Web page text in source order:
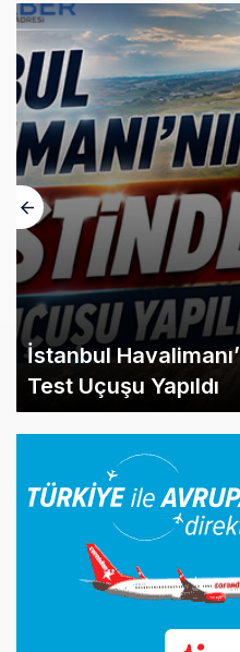
İstanbul
Test Uçuşu Yapıldı